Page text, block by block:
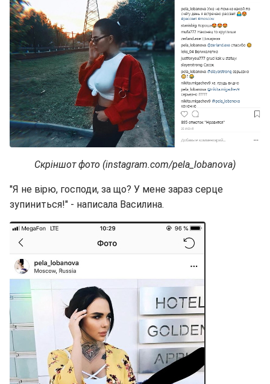
Скріншот фото (instagram.com/pela_lobanova)
"Я не вірю, господи, за що? У мене зараз серце
зупиниться!" - написала Василина.